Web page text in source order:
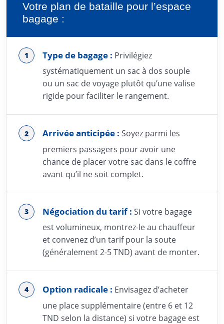
Votre plan de bataille pour l’espace
bagage :
Type de bagage : Privilégiez
systématiquement un sac à dos souple
ou un sac de voyage plutôt qu’une valise
rigide pour faciliter le rangement.
Arrivée anticipée : Soyez parmi les
premiers passagers pour avoir une
chance de placer votre sac dans le coffre
avant qu’il ne soit complet.
Négociation du tarif : Si votre bagage
est volumineux, montrez-le au chauffeur
et convenez d’un tarif pour la soute
(généralement 2-5 TND) avant de monter.
Option radicale : Envisagez d’acheter
une place supplémentaire (entre 6 et 12
TND selon la distance) si votre bagage est